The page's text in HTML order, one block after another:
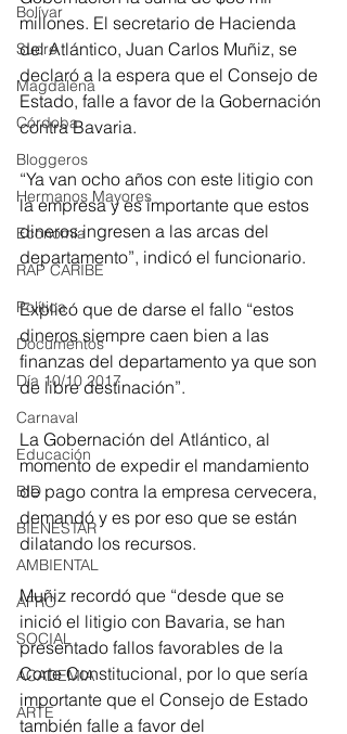
Bolívar
Sucre
Magdalena
Córdoba
Bloggeros
Hermanos Mayores
Economía
RAP CARIBE
Política
Documentos
Día 10/10 2017
Carnaval
Educación
BID
BIENESTAR
AMBIENTAL
AFRO
SOCIAL
ACADEMIA
ARTE
millones. El secretario de Hacienda
del Atlántico, Juan Carlos Muñiz, se
declaró a la espera que el Consejo de
Estado, falle a favor de la Gobernación
contra Bavaria.
“Ya van ocho años con este litigio con
la empresa y es importante que estos
dineros ingresen a las arcas del
departamento”, indicó el funcionario.
Explicó que de darse el fallo “estos
dineros siempre caen bien a las
finanzas del departamento ya que son
de libre destinación”.
La Gobernación del Atlántico, al
momento de expedir el mandamiento
de pago contra la empresa cervecera,
demandó y es por eso que se están
dilatando los recursos.
Muñiz recordó que “desde que se
inició el litigio con Bavaria, se han
presentado fallos favorables de la
Corte Constitucional, por lo que sería
importante que el Consejo de Estado
también falle a favor del